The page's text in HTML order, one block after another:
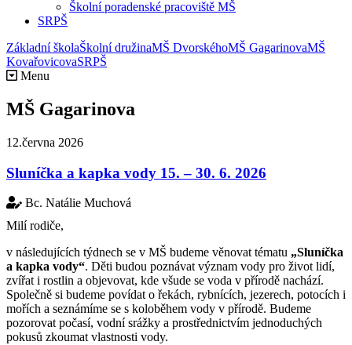
Školní poradenské pracoviště MŠ
SRPŠ
Základní školaŠkolní družinaMŠ DvorskéhoMŠ GagarinovaMŠ
KovařovicovaSRPŠ
Menu
MŠ Gagarinova
12.června 2026
Sluníčka a kapka vody 15. – 30. 6. 2026
Bc. Natálie Muchová
Milí rodiče,
v následujících týdnech se v MŠ budeme věnovat tématu „Sluníčka
a kapka vody“. Děti budou poznávat význam vody pro život lidí,
zvířat i rostlin a objevovat, kde všude se voda v přírodě nachází.
Společně si budeme povídat o řekách, rybnících, jezerech, potocích i
mořích a seznámíme se s koloběhem vody v přírodě. Budeme
pozorovat počasí, vodní srážky a prostřednictvím jednoduchých
pokusů zkoumat vlastnosti vody.